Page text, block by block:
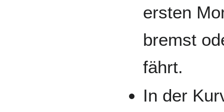
ersten
bremst
fährt.
In der